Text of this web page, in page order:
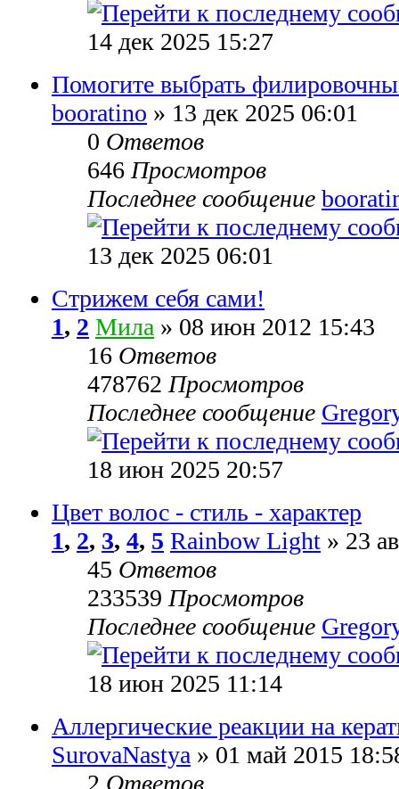
14 дек 2025 15:27
Помогите выбрать
booratino » 13 дек 2025 06:01
0 Ответов
646Просмотров
Последнее сообщение
13 дек 2025 06:01
Стрижем себя сами!
1, 2 Мила » 08 июн 2012 15:43
16 Ответов
478762Просмотров
Последнее сообщение
18 июн 2025 20:57
Цвет волос - стиль - характер
1, 2, 3, 4, 5 Rainbow Light » 23
45 Ответов
233539Просмотров
Последнее сообщение
18 июн 2025 11:14
Аллергические реакции на
SurovaNastya » 01 май 2015